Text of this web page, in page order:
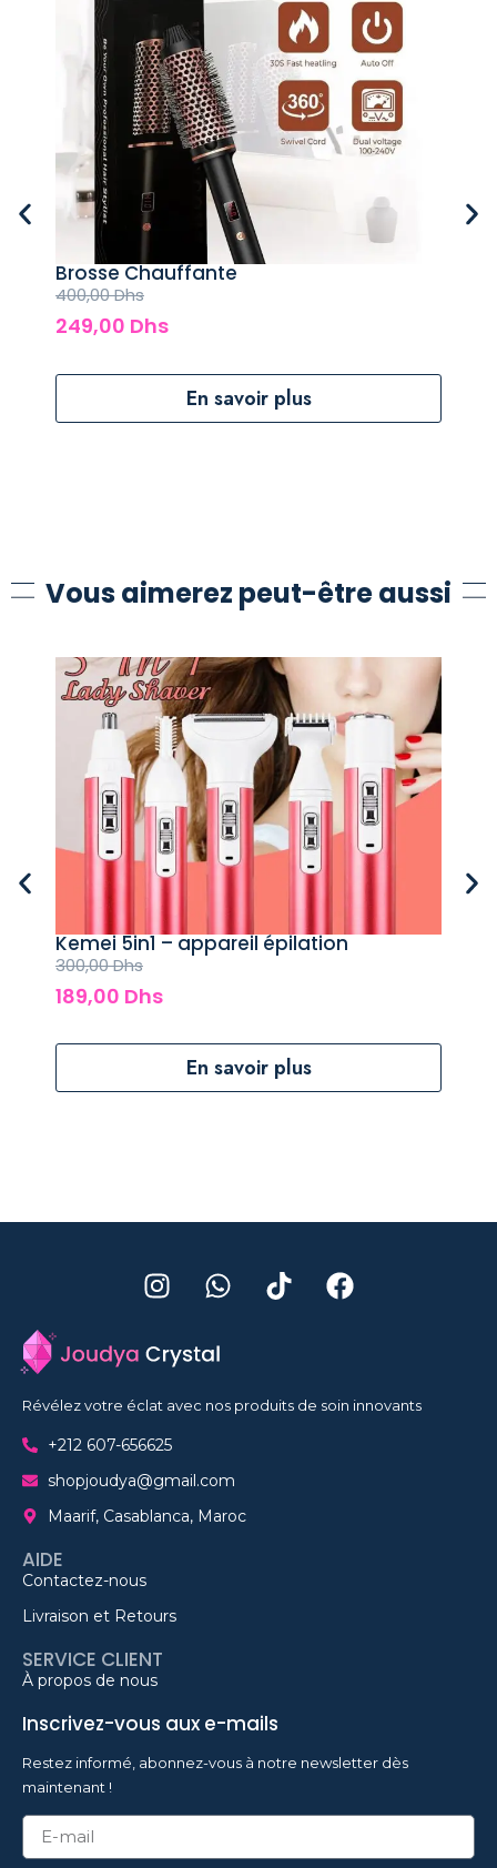
Brosse Chauffante
400,00Dhs
249,00 Dhs
En savoir plus
Vous aimerez peut-être aussi
Kemei 5in1 – appareil épilation
300,00Dhs
189,00 Dhs
En savoir plus
Révélez votre éclat avec nos produits de soin innovants
+212 607-656625
shopjoudya@gmail.com
Maarif, Casablanca, Maroc
AIDE
Contactez-nous
Livraison et Retours
SERVICE CLIENT
À propos de nous
Inscrivez-vous aux e-mails
Restez informé, abonnez-vous à notre newsletter dès
maintenant !